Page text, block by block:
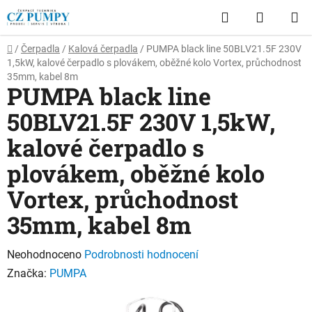
Přejít
na
obsah
Hledat
KOŠÍK
Domů
/ Čerpadla / Kalová čerpadla / PUMPA black line 50BLV21.5F 230V
1,5kW, kalové čerpadlo s plovákem, oběžné kolo Vortex, průchodnost
35mm, kabel 8m
PUMPA black line
50BLV21.5F 230V 1,5kW,
kalové čerpadlo s
plovákem, oběžné kolo
Vortex, průchodnost
35mm, kabel 8m
Průměrné
hodnocení
Neohodnoceno Podrobnosti hodnocení
Značka: PUMPA